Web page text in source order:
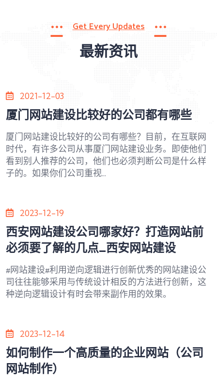
Get Every Updates
最新资讯
2021-12-03
厦门网站建设比较好的公司都有哪些
厦门网站建设比较好的公司有哪些？目前，在互联网
时代，有许多公司从事厦门网站建设业务。即使他们
看到别人推荐的公司，他们也必须判断公司是什么样
子的。如果你们公司重视...
2023-12-19
西安网站建设公司哪家好？打造网站前
必须要了解的几点_西安网站建设
#网站建设#利用逆向逻辑进行创新优秀的网站建设公
司往往能够采用与传统设计相反的方法进行创新，这
种逆向逻辑设计有时会带来副作用的效果。
2023-12-14
如何制作一个高质量的企业网站（公司
网站制作）